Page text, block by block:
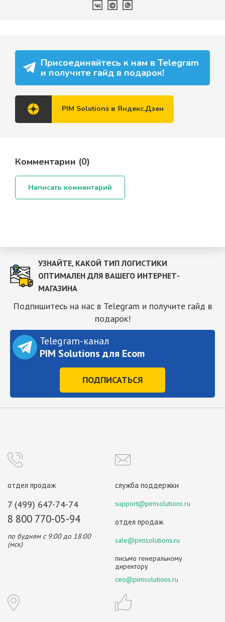
Присоединяйтесь к нам в Telegram
и получите гайд в подарок!
PIM Solutions в Яндекс.Дзен
Комментарии (0)
Написать комментарий
УЗНАЙТЕ, КАКОЙ ТИП ЛОГИСТИКИ
ОПТИМАЛЕН ДЛЯ ВАШЕГО ИНТЕРНЕТ-
МАГАЗИНА
Подпишитесь на нас в Telegram и получите гайд в
подарок!
Telegram-канал
PIM Solutions для Ecom
ПОДПИСАТЬСЯ
отдел продаж
7 (499) 647-74-74
8 800 770-05-94
по будням с 9:00 до 18:00
(мск)
служба поддержки
support@pimsolutions.ru
отдел продаж
sale@pimsolutions.ru
письмо генеральному
директору
ceo@pimsolutions.ru